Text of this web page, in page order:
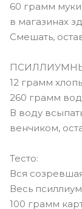
60 грамм
в магазинах
Смешать,
12 грамм
260 грамм
В воду
венчиком,
Тесто:
Вся
Весь
100 грамм